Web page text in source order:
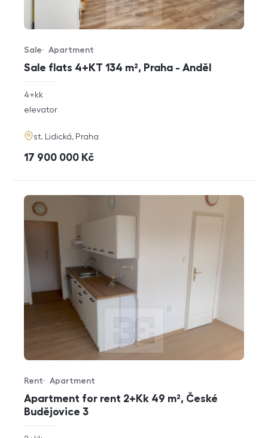
Sale flats 4+KT 134 m², Praha - Anděl
Offer type
Sale
Property type
Apartment
rozměry
disposition
4+kk
funkce
elevator
adresa
st. Lidická, Praha
cena
17 900 000 Kč
Apartment for rent 2+Kk 49 m², České
Budějovice 3
Offer type
Rent
Property type
Apartment